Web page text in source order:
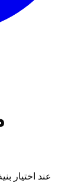
عند اختيار